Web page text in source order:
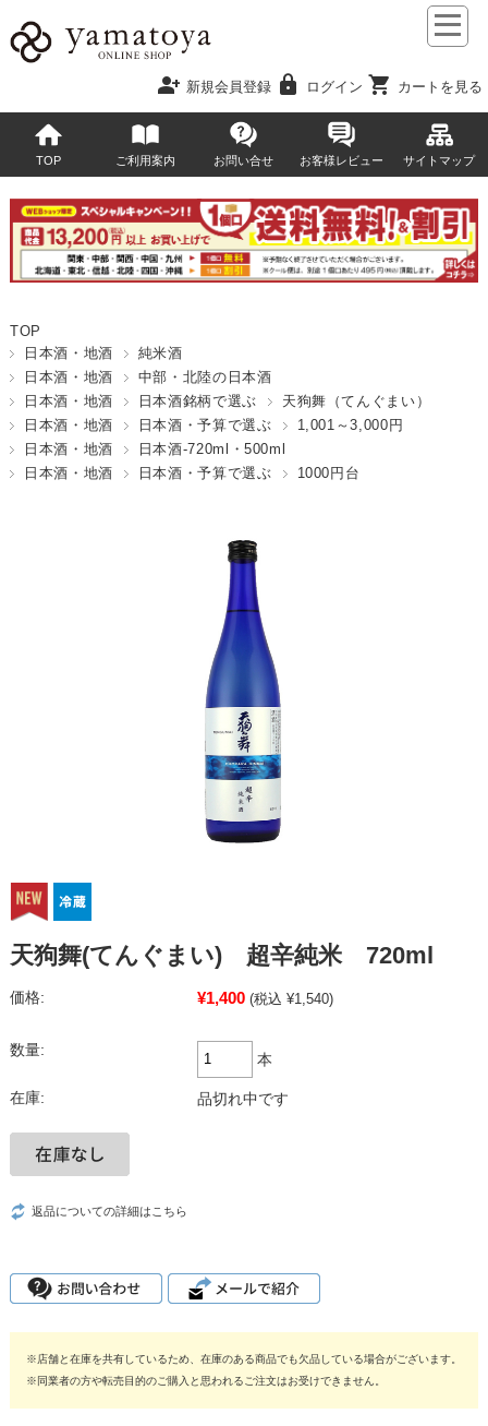
person_add 新規会員登録 lock ログイン shopping_cart カートを見る
TOP ご利用案内 お問い合せ お客様レビュー サイトマップ
TOP
日本酒・地酒
純米酒
日本酒・地酒
中部・北陸の日本酒
日本酒・地酒
日本酒銘柄で選ぶ
天狗舞（てんぐまい）
日本酒・地酒
日本酒・予算で選ぶ
1,001～3,000円
日本酒・地酒
日本酒-720ml・500ml
日本酒・地酒
日本酒・予算で選ぶ 1000円台
天狗舞(てんぐまい) 超辛純米 720ml
価格: ¥1,400 (税込 ¥1,540)
数量:
本
在庫: 品切れ中です
返品についての詳細はこちら
※店舗と在庫を共有しているため、在庫のある商品でも欠品している場合がございます。
※同業者の方や転売目的のご購入と思われるご注文はお受けできません。